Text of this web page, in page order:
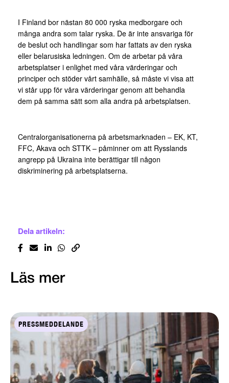
I Finland bor nästan 80 000 ryska medborgare och
många andra som talar ryska. De är inte ansvariga för
de beslut och handlingar som har fattats av den ryska
eller belarusiska ledningen. Om de arbetar på våra
arbetsplatser i enlighet med våra värderingar och
principer och stöder vårt samhälle, så måste vi visa att
vi står upp för våra värderingar genom att behandla
dem på samma sätt som alla andra på arbetsplatsen.
Centralorganisationerna på arbetsmarknaden – EK, KT,
FFC, Akava och STTK – påminner om att Rysslands
angrepp på Ukraina inte berättigar till någon
diskriminering på arbetsplatserna.
Dela artikeln:
Läs mer
PRESSMEDDELANDE